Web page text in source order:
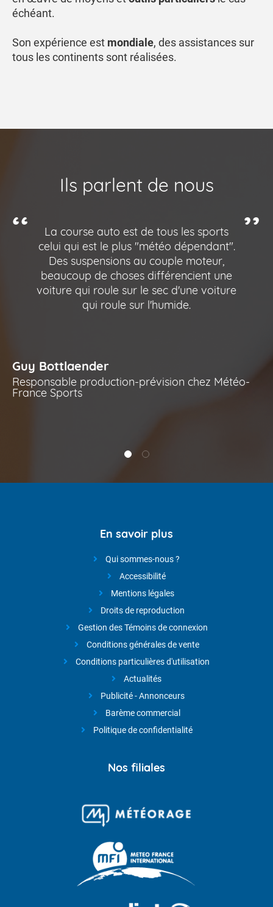
échéant.
Son expérience est mondiale, des assistances sur
tous les continents sont réalisées.
Ils parlent de nous
La course auto est de tous les sports
celui qui est le plus "météo dépendant".
Des suspensions au couple moteur,
beaucoup de choses différencient une
voiture qui roule sur le sec d'une voiture
qui roule sur l'humide.
Guy Bottlaender
Responsable production-prévision chez Météo-
France Sports
En savoir plus
Qui sommes-nous ?
Accessibilité
Mentions légales
Droits de reproduction
Gestion des Témoins de connexion
Conditions générales de vente
Conditions particulières d'utilisation
Actualités
Publicité - Annonceurs
Barème commercial
Politique de confidentialité
Nos filiales